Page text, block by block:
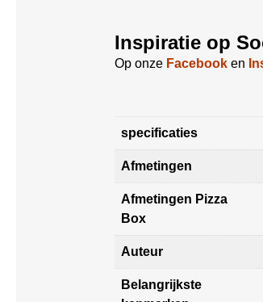
Inspiratie op
Op onze Facebook en
specificaties
Afmetingen
Afmetingen Pizza
Box
Auteur
Belangrijkste